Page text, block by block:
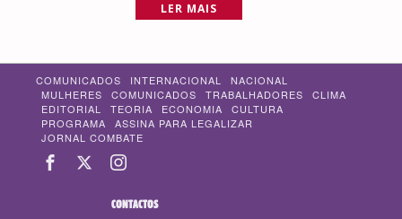
LER MAIS
COMUNICADOS INTERNACIONAL
NACIONAL
MULHERES
COMUNICADOS TRABALHADORES
CLIMA
EDITORIAL
TEORIA ECONOMIA
CULTURA
PROGRAMA
ASSINA PARA LEGALIZAR
JORNAL COMBATE
CONTACTOS